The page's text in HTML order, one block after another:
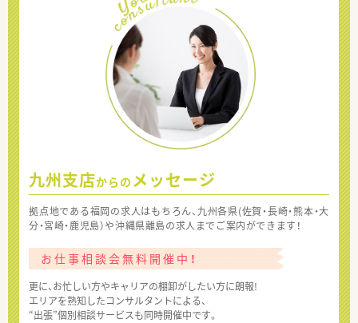
九州支店からの メッセージ
拠点地である福岡の求人はもちろん、九州各県(佐賀・長崎・熊本・大
分・宮崎・鹿児島）や沖縄県離島の求人までご案内ができます！
お仕事相談会無料開催中！
更に、お忙しい方やキャリアの棚卸がしたい方に朗報!
エリアを熟知したコンサルタントによる、
“出張”個別相談サービスも同時開催中です。